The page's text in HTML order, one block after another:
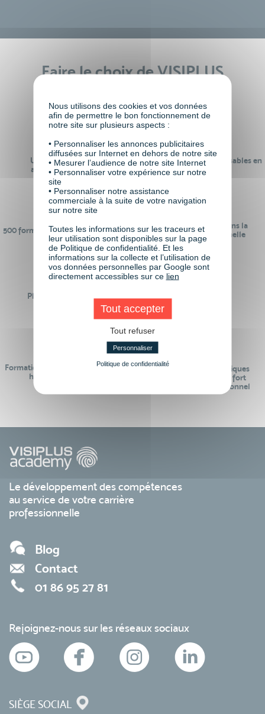
Faire le choix de VISIPLUS
Un réseau de 22 000
anciens participants
100% des formations réalisables en
digital learning
500 formations pour se préparer au
monde de demain
24 ans d'expérience dans la
formation professionnelle
Plus de 50 formations
Des intervenants
Formations réalisables pendant ou
hors temps de travail
Des contenus pédagogiques
« de pointe » et en lien fort
avec le monde professionnel
Le développement des compétences
au service de votre carrière
professionnelle
Blog
Contact
01 86 95 27 81
Rejoignez-nous sur les réseaux sociaux
SIÈGE SOCIAL
Nous utilisons des cookies et vos données
afin de permettre le bon fonctionnement de
notre site sur plusieurs aspects :
• Personnaliser les annonces publicitaires
diffusées sur Internet en dehors de notre site
• Mesurer l’audience de notre site Internet
• Personnaliser votre expérience sur notre
site
• Personnaliser notre assistance
commerciale à la suite de votre navigation
sur notre site
Toutes les informations sur les traceurs et
leur utilisation sont disponibles sur la page
de Politique de confidentialité. Et les
informations sur la collecte et l’utilisation de
vos données personnelles par Google sont
directement accessibles sur ce lien
Tout accepter
Tout refuser
Personnaliser
Politique de confidentialité